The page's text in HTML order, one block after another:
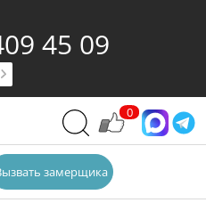
45 09
0
замерщика